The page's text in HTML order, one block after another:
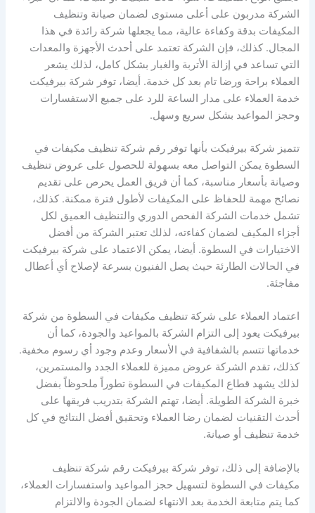
الشركة مدربون على أعلى مستوى لضمان صيانة وتنظيف
المكيفات بدقة وكفاءة عالية، مما يجعلها شركة رائدة في هذا
المجال. كذلك، فإن الشركة تعتمد على أحدث الأجهزة والمعدات
التي تساعد في إزالة الأتربة والغبار بشكل كامل، لذلك يشعر
العملاء براحة ورضا تام بعد كل خدمة. أيضا، توفر شركة بيرفيكت
خدمة العملاء على مدار الساعة للرد على جميع الاستفسارات
وحجز المواعيد بشكل سريع وسهل.
تتميز شركة بيرفيكت بأنها توفر رقم شركة تنظيف مكيفات في
السطوة يمكن التواصل معه بسهولة للحصول على عروض تنظيف
وصيانة بأسعار مناسبة، كما أن فريق العمل يحرص على تقديم
نصائح مهمة للحفاظ على المكيفات لأطول فترة ممكنة. كذلك،
تشمل خدمات الشركة الفحص الدوري والتنظيف العميق لكل
أجزاء المكيف لضمان كفاءته، لذلك تعتبر الشركة من أفضل
الاختيارات في السطوة. أيضا، يمكن الاعتماد على شركة بيرفيكت
في الحالات الطارئة حيث يصل الفنيون بسرعة لإصلاح أي أعطال
مفاجئة.
اعتماد العملاء على شركة تنظيف مكيفات في السطوة من شركة
بيرفيكت يعود إلى التزام الشركة بالمواعيد والجودة، كما أن
خدماتها تتسم بالشفافية في الأسعار وعدم وجود أي رسوم مخفية.
كذلك، تقدم الشركة عروض مميزة للعملاء الجدد والمستمرين،
لذلك يشهد قطاع المكيفات في السطوة تطوراً ملحوظاً بفضل
خبرة الشركة الطويلة. أيضا، تهتم الشركة بتدريب فريقها على
أحدث التقنيات لضمان رضا العملاء وتحقيق أفضل النتائج في كل
خدمة تنظيف أو صيانة.
بالإضافة إلى ذلك، توفر شركة بيرفيكت رقم شركة تنظيف
مكيفات في السطوة لتسهيل حجز المواعيد واستفسارات العملاء،
كما يتم متابعة الخدمة بعد الانتهاء لضمان الجودة والالتزام